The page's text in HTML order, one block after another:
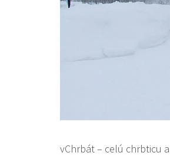
vChrbát – celú chrbticu